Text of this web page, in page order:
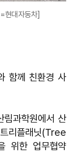
현대자동차]
함께 친환경 사
림과학원에서 산
리플래닛(Tree
위한 업무협약